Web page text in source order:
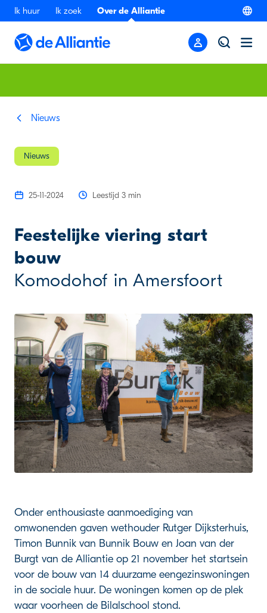
Ik huur Ik zoek Over de Alliantie
Nieuws
Nieuws
25-11-2024 Leestijd 3 min
Feestelijke viering start
bouw
Komodohof in Amersfoort
Onder enthousiaste aanmoediging van
omwonenden gaven wethouder Rutger Dijksterhuis,
Timon Bunnik van Bunnik Bouw en Joan van der
Burgt van de Alliantie op 21 november het startsein
voor de bouw van 14 duurzame eengezinswoningen
in de sociale huur. De woningen komen op de plek
waar voorheen de Bilalschool stond.